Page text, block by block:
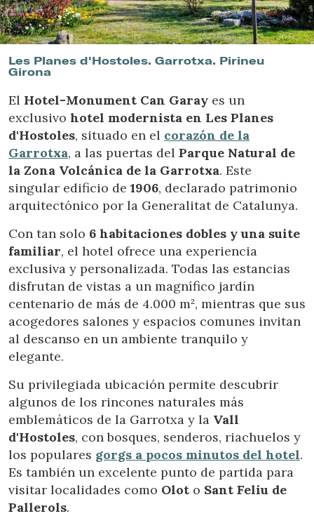
Ubicación/nombre del hotel
Les Planes d'Hostoles. Garrotxa. Pirineu
Girona
El Hotel-Monument Can Garay es un
exclusivo hotel modernista en Les Planes
d'Hostoles, situado en el corazón de la
Garrotxa, a las puertas del Parque Natural de
la Zona Volcánica de la Garrotxa. Este
singular edificio de 1906, declarado patrimonio
arquitectónico por la Generalitat de Catalunya.
Con tan solo 6 habitaciones dobles y una suite
familiar, el hotel ofrece una experiencia
exclusiva y personalizada. Todas las estancias
disfrutan de vistas a un magnífico jardín
centenario de más de 4.000 m², mientras que sus
acogedores salones y espacios comunes invitan
al descanso en un ambiente tranquilo y
elegante.
Su privilegiada ubicación permite descubrir
algunos de los rincones naturales más
emblemáticos de la Garrotxa y la Vall
d'Hostoles, con bosques, senderos, riachuelos y
los populares gorgs a pocos minutos del hotel.
Es también un excelente punto de partida para
visitar localidades como Olot o Sant Feliu de
Pallerols.